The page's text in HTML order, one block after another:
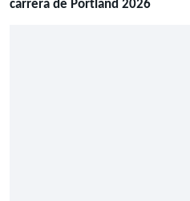
carrera de Portland 2026